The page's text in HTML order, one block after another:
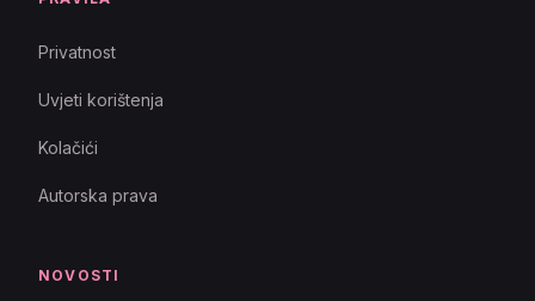
Privatnost
Uvjeti korištenja
Kolačići
Autorska prava
NOVOSTI